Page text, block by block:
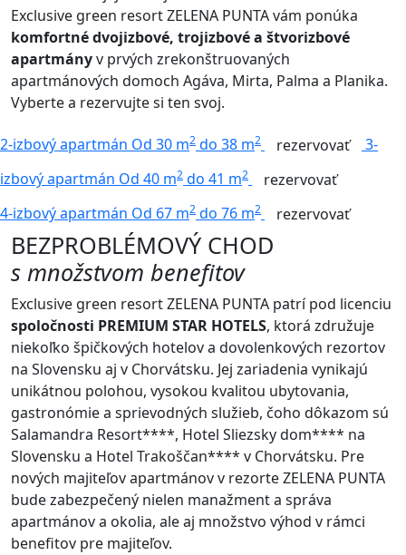
Exclusive green resort ZELENA PUNTA vám ponúka
komfortné dvojizbové, trojizbové a štvorizbové
apartmányv prvých zrekonštruovaných
apartmánových domoch Agáva, Mirta, Palma a Planika.
Vyberte a rezervujte si ten svoj.
2-izbovýapartmán Od 30 m2 do 38 m2 rezervovať
3-
izbovýapartmán Od 40 m2 do 41 m2
rezervovať
4-izbovýapartmán Od 67 m2 do 76 m2 rezervovať
BEZPROBLÉMOVÝ CHOD
s množstvom benefitov
Exclusive green resort ZELENA PUNTA patrí pod licenciu
spoločnosti PREMIUM STAR HOTELS, ktorá združuje
niekoľko špičkových hotelov a dovolenkových rezortov
na Slovensku aj v Chorvátsku. Jej zariadenia vynikajú
unikátnou polohou, vysokou kvalitou ubytovania,
gastronómie a sprievodných služieb, čoho dôkazom sú
Salamandra Resort****, Hotel Sliezsky dom**** na
Slovensku a Hotel Trakoščan**** v Chorvátsku. Pre
nových majiteľov apartmánov v rezorte ZELENA PUNTA
bude zabezpečený nielen manažment a správa
apartmánov a okolia, ale aj množstvo výhod v rámci
benefitov pre majiteľov.